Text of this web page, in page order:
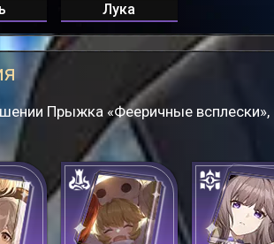
Лука
Прыжка «Фееричные всплески»,